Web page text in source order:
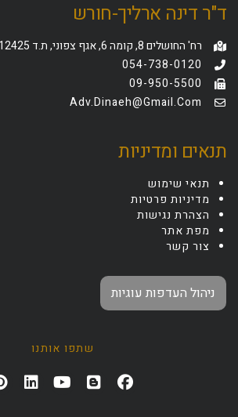
ד"ר דינה ארליך-חורש
רח' החושלים 8, קומה 6, אגף צפוני, ת.ד 12425, הרצליה פיתוח
054-738-0120
09-950-5500
Adv.dinaeh@gmail.com
תנאים ומדיניות
תנאי שימוש
מדיניות פרטיות
הצהרת נגישות
מפת אתר
צור קשר
ניהול העדפות עוגיות
שתפו אותנו